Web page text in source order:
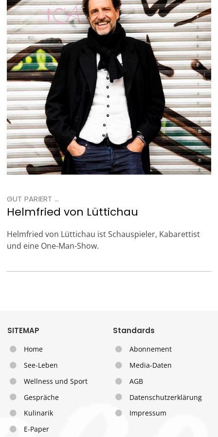
GUT PARIERT ...
Helmfried von Lüttichau
Helmfried von Lüttichau ist Schauspieler, Kabarettist
und eine One-Man-Show.
SITEMAP
Home
See-Leben
Wellness und Sport
Gespräche
Kulinarik
E-Paper
Standards
Abonnement
Media-Daten
AGB
Datenschutzerklärung
Impressum